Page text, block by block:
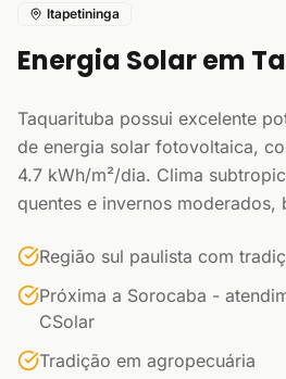
Itapetininga
Energia Solar em
Taquarituba possui excelente
de energia solar fotovoltaica,
4.7 kWh/m²/dia. Clima
quentes e invernos moderados,
Região sul paulista com
Próxima a Sorocaba -
CSolar
Tradição em agropecuária